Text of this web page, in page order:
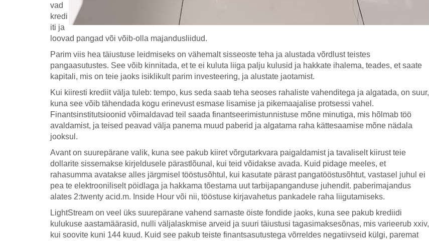
vad
kredi
iti ja
loovad pangad või võib-olla majandusliidud.
Parim viis hea täiustuse leidmiseks on vähemalt sisseoste teha ja alustada võrdlust teistes
pangaasutustes. See võib kinnitada, et te ei kuluta liiga palju kulusid ja hakkate ihalema, teades, et saate
kapitali, mis on teie jaoks isiklikult parim investeering, ja alustate jaotamist.
Kui kiiresti krediit välja tuleb: tempo, kus seda saab teha seoses rahaliste vahenditega ja algatada, on suur,
kuna see võib tähendada kogu erinevust esmase lisamise ja pikemaajalise protsessi vahel.
Finantsinstitutsioonid võimaldavad teil saada finantseerimistunnistuse mõne minutiga, mis hõlmab töö
avaldamist, ja teised peavad välja panema muud paberid ja algatama raha kättesaamise mõne nädala
jooksul.
Avant on suurepärane valik, kuna see pakub kiiret võrgutarkvara paigaldamist ja tavaliselt kiirust teie
dollarite sissemakse kirjeldusele pärastlõunal, kui teid võidakse avada. Kuid pidage meeles, et
rahasumma avatakse alles järgmisel tööstusõhtul, kui kasutate pärast pangatööstusõhtut, vastasel juhul ei
pea te elektrooniliselt pöidlaga ja hakkama tõestama uut tarbijapanganduse juhendit. paberimajandus
alates 2:twenty acid.m. Inside Hour või nii, tööstuse kirjavahetus pankadele raha liigutamiseks.
LightStream on veel üks suurepärane vahend sarnaste öiste fondide jaoks, kuna see pakub krediidi
kulukuse aastamäärasid, nulli väljalaskmise arveid ja suuri täiustusi tagasimaksesõnas, mis varieerub xxiv,
kui soovite kuni 144 kuud. Kuid see pakub teiste finantsasutustega võrreldes negatiivseid külgi, paremat